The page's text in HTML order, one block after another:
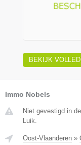
BEKIJK
Immo Nobels
Niet gevestigd in
Luik.
Oost-Vlaanderen »